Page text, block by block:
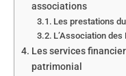
associations
Les prestations
L’Association des
Les services
patrimonial